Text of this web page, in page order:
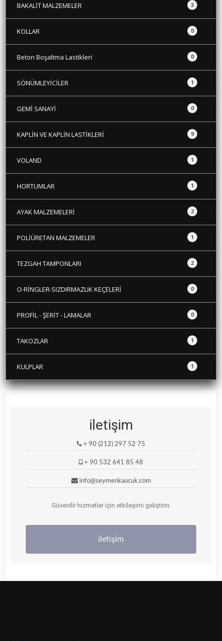
3
BAKALİT MALZEMELER
0
KOLLAR
0
Beton Boşaltma Lastikleri
1
SÖNÜMLEYİCİLER
0
GEMİ SANAYİ
9
KAPLİN VE KAPLİN LASTİKLERİ
1
VOLAND
1
HORTUMLAR
2
AYAK MALZEMELERİ
1
POLİÜRETAN MALZEMELER
2
TEZGAH TAMPONLARI
0
O-RİNGLER-SIZDIRMAZLIK KEÇELERİ
0
PROFİL - ŞERİT - LAMALAR
1
TAKOZLAR
1
KULPLAR
iletişim
+ 90 (212) 297 52 75
+ 90 532 641 85 48
info@seymenkaucuk.com
Güvenilir hizmetler için etkileşimi geliştirin.
iletişim